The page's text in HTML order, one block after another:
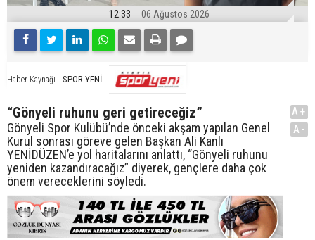
12:33 06 Ağustos 2026
Haber Kaynağı SPOR YENİ
“Gönyeli ruhunu geri getireceğiz”
Gönyeli Spor Kulübü’nde önceki akşam yapılan Genel
Kurul sonrası göreve gelen Başkan Ali Kanlı
YENİDÜZEN’e yol haritalarını anlattı, “Gönyeli ruhunu
yeniden kazandıracağız” diyerek, gençlere daha çok
önem vereceklerini söyledi.
A+
A-